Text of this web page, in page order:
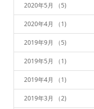
2020年5月 （5)
2020年4月 （1)
2019年9月 （5)
2019年5月 （1)
2019年4月 （1)
2019年3月 （2)